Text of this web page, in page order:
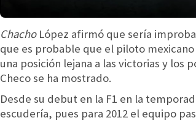
ChachoLópez afirmó que sería
que es probable que el piloto
una posición lejana a las victorias y los
Checo se ha mostrado.
Desde su debut en la F1 en la
escudería, pues para 2012 el equipo